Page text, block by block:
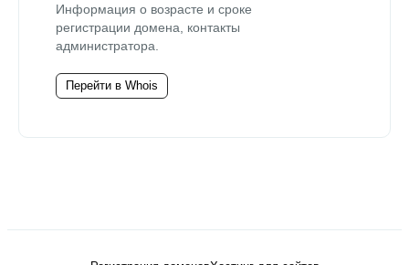
Информация о возрасте и сроке
регистрации домена, контакты
администратора.
Перейти в Whois